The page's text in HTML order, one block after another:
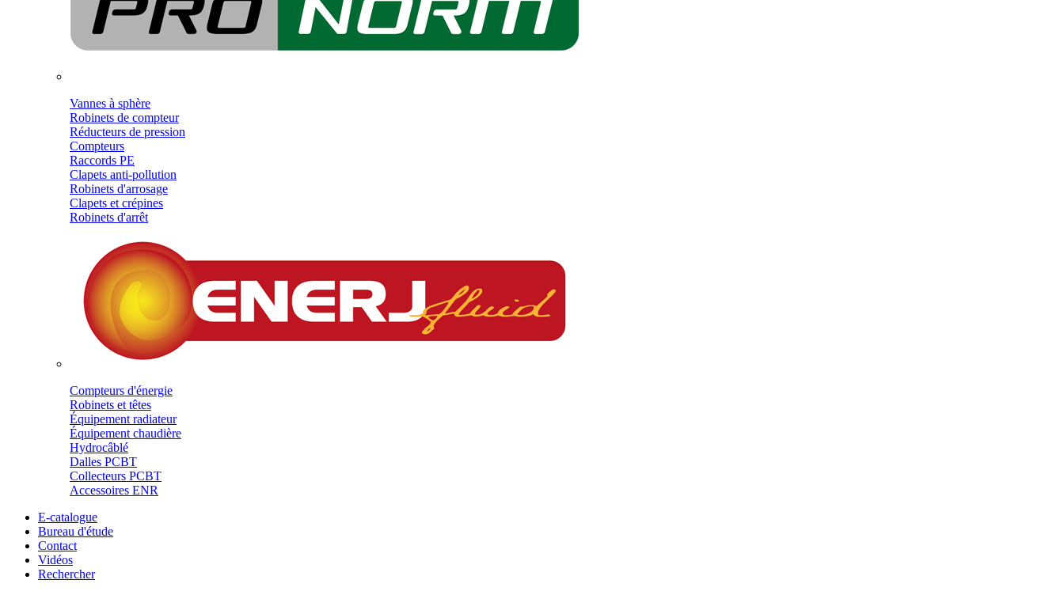
Vannes à sphère
Robinets de compteur
Réducteurs de pression
Compteurs
Raccords PE
Clapets anti-pollution
Robinets d'arrosage
Clapets et crépines
Robinets d'arrêt
Compteurs d'énergie
Robinets et têtes
Équipement radiateur
Équipement chaudière
Hydrocâblé
Dalles PCBT
Collecteurs PCBT
Accessoires ENR
E-catalogue
Bureau d'étude
Contact
Vidéos
Rechercher